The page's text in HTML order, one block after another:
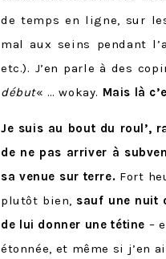
de temps en ligne, sur
mal aux seins pendant
etc.). J’en parle à des
début« … wokay. Mais là
Je suis au bout du roul’,
de ne pas arriver à
sa venue sur terre. Fort
plutôt bien, sauf une nuit
de lui donner une tétine –
étonnée, et même si j’en